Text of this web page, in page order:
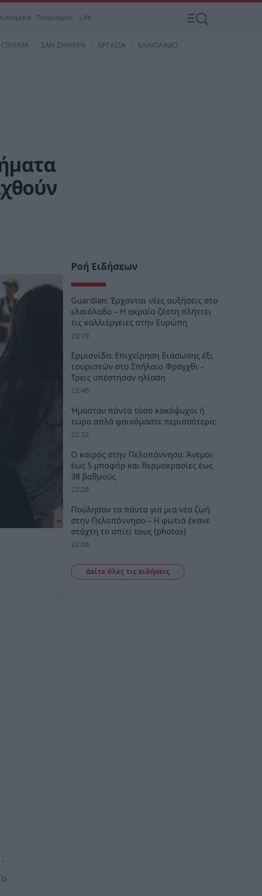
Τουρισμός Life
CINEMA ΣΑΝ ΣΗΜΕΡΑ ΕΡΓΑΣΙΑ ΕΛΑΙΟΛΑΔΟ
Ροή Ειδήσεων
Guardian: Έρχονται νέες αυξήσεις στο
ελαιόλαδο – Η ακραία ζέστη πλήττει
τις καλλιέργειες στην Ευρώπη
23:19
Ερμιονίδα: Επιχείρηση διάσωσης έξι
τουριστών στο Σπήλαιο Φράγχθι –
Τρεις υπέστησαν ηλίαση
22:46
Ήμασταν πάντα τόσο κακόψυχοι ή
τώρα απλά φαινόμαστε περισσότερο;
22:32
Ο καιρός στην Πελοπόννησο: Άνεμοι
έως 5 μποφόρ και θερμοκρασίες έως
38 βαθμούς
22:28
Πούλησαν τα πάντα για μια νέα ζωή
στην Πελοπόννησο – Η φωτιά έκανε
στάχτη το σπίτι τους (photos)
22:06
Δείτε όλες τις ειδήσεις